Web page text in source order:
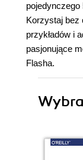
pojedynczego
Korzystaj bez
przykładów i
pasjonujące
Flasha.